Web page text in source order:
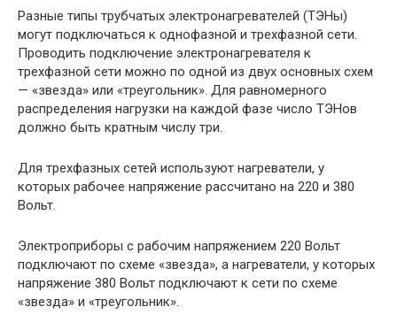
Разные типы трубчатых электронагревателей (ТЭНы)
могут подключаться к однофазной и трехфазной сети.
Проводить подключение электронагревателя к
трехфазной сети можно по одной из двух основных схем
— «звезда» или «треугольник». Для равномерного
распределения нагрузки на каждой фазе число ТЭНов
должно быть кратным числу три.
Для трехфазных сетей используют нагреватели, у
которых рабочее напряжение рассчитано на 220 и 380
Вольт.
Электроприборы с рабочим напряжением 220 Вольт
подключают по схеме «звезда», а нагреватели, у которых
напряжение 380 Вольт подключают к сети по схеме
«звезда» и «треугольник».